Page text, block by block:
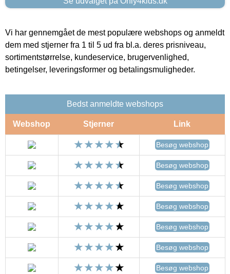
Vi har gennemgået de mest populære webshops og anmeldt
dem med stjerner fra 1 til 5 ud fra bl.a. deres prisniveau,
sortimentstørrelse, kundeservice, brugervenlighed,
betingelser, leveringsformer og betalingsmuligheder.
Bedst anmeldte webshops
Webshop Stjerner Link
Besøg webshop
Besøg webshop
Besøg webshop
Besøg webshop
Besøg webshop
Besøg webshop
Besøg webshop